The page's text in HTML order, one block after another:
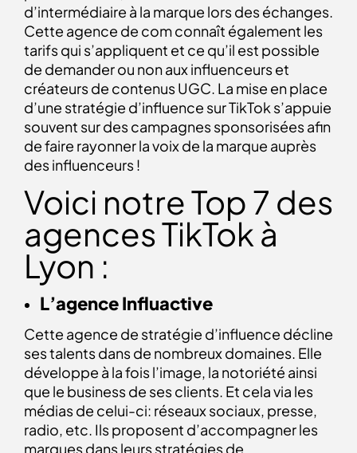
d’intermédiaire à la marque lors des échanges.
Cette agence de com connaît également les
tarifs qui s’appliquent et ce qu’il est possible
de demander ou non aux influenceurs et
créateurs de contenus UGC. La mise en place
d’une stratégie d’influence sur TikTok s’appuie
souvent sur des campagnes sponsorisées afin
de faire rayonner la voix de la marque auprès
des influenceurs !
Voici notre Top 7 des
agences TikTok à
Lyon :
L’agence Influactive
Cette agence de stratégie d’influence décline
ses talents dans de nombreux domaines. Elle
développe à la fois l’image, la notoriété ainsi
que le business de ses clients. Et cela via les
médias de celui-ci: réseaux sociaux, presse,
radio, etc. Ils proposent d’accompagner les
marques dans leurs stratégies de